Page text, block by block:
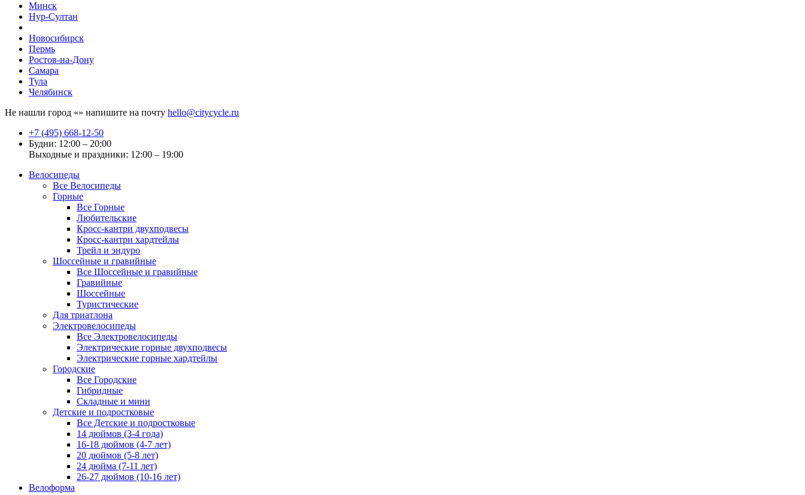
Минск
Нур-Султан
Новосибирск
Пермь
Ростов-на-Дону
Самара
Тула
Челябинск
Не нашли город «» напишите на почту hello@citycycle.ru
+7 (495) 668-12-50
Будни: 12:00 – 20:00
Выходные и праздники: 12:00 – 19:00
Велосипеды
Все Велосипеды
Горные
Все Горные
Любительские
Кросс-кантри двухподвесы
Кросс-кантри хардтейлы
Трейл и эндуро
Шоссейные и гравийные
Все Шоссейные и гравийные
Гравийные
Шоссейные
Туристические
Для триатлона
Электровелосипеды
Все Электровелосипеды
Электрические горные двухподвесы
Электрические горные хардтейлы
Городские
Все Городские
Гибридные
Складные и мини
Детские и подростковые
Все Детские и подростковые
14 дюймов (3-4 года)
16-18 дюймов (4-7 лет)
20 дюймов (5-8 лет)
24 дюйма (7-11 лет)
26-27 дюймов (10-16 лет)
Велоформа